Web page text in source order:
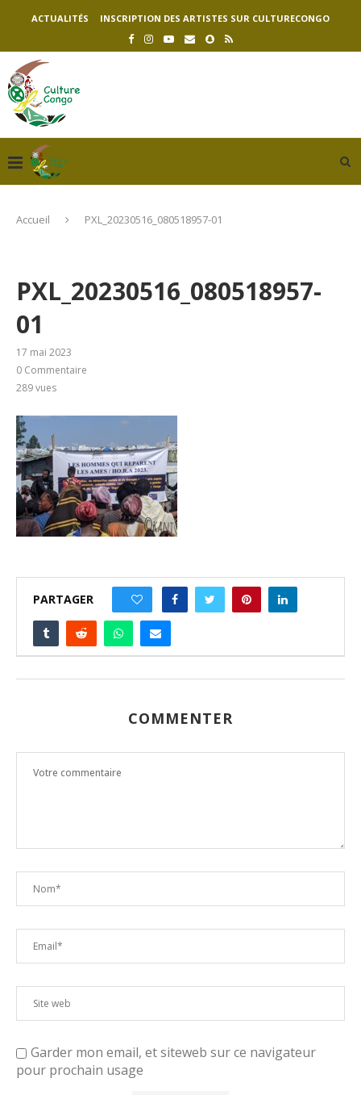
ACTUALITÉS INSCRIPTION DES ARTISTES SUR CULTURECONGO
Accueil PXL_20230516_080518957-01
PXL_20230516_080518957-
01
17 mai 2023
0 Commentaire
289vues
PARTAGER
COMMENTER
Garder mon email, et siteweb sur ce navigateur
pour prochain usage